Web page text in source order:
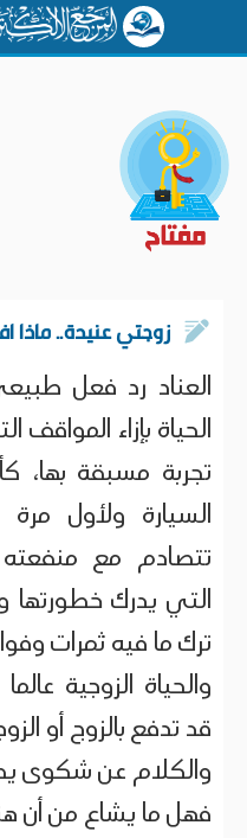
زوجتي عنيدة.. ماذا
العناد رد فعل
الحياة بإزاء
تجربة مسبقة بها،
السيارة ولأول مرة
تتصادم مع منفعته
التي يدرك خطورتها
ترك ما فيه ثمرات
والحياة الزوجية
قد تدفع بالزوج أو
والكلام عن شكوى
فهل ما يشاع من أن